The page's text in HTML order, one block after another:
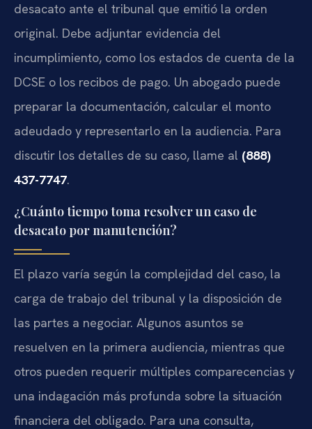
desacato ante el tribunal que emitió la orden
original. Debe adjuntar evidencia del
incumplimiento, como los estados de cuenta de la
DCSE o los recibos de pago. Un abogado puede
preparar la documentación, calcular el monto
adeudado y representarlo en la audiencia. Para
discutir los detalles de su caso, llame al (888)
437-7747.
¿Cuánto tiempo toma resolver un caso de
desacato por manutención?
El plazo varía según la complejidad del caso, la
carga de trabajo del tribunal y la disposición de
las partes a negociar. Algunos asuntos se
resuelven en la primera audiencia, mientras que
otros pueden requerir múltiples comparecencias y
una indagación más profunda sobre la situación
financiera del obligado. Para una consulta,